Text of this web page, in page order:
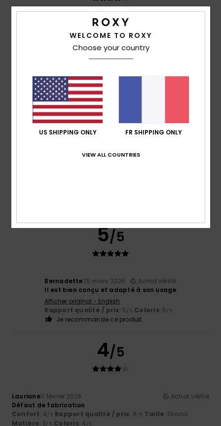
Beaucoup d'espace. Le dossier pourrait être mieux
Je recommande ce produit
4
30 avril 2026
5/5
Bernadette25 mars 2026
Achat vérifié
Il est bien conçu et adapté à son usage
Afficher original - English
Rapport qualité / prix: 5/5 Coloris: 5/5
Je recommande ce produit
4/5
Lauriane11 février 2026
Achat vérifié
Défaut de fabrication
Confort: 4/5 Rapport qualité / prix: 4/5 Taille: Grand
Matière: 3/5 Coloris: 4 /5
WELCOME TO ROXY
Choose your country
US SHIPPING ONLY FR SHIPPING ONLY
VIEW ALL COUNTRIES